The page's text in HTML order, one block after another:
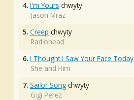
4. I'm Yours chwyty
Jason Mraz
5. Creep chwyty
Radiohead
6. I Thought I Saw Your Face Today
She and Him
7. Sailor Song chwyty
Gigi Perez